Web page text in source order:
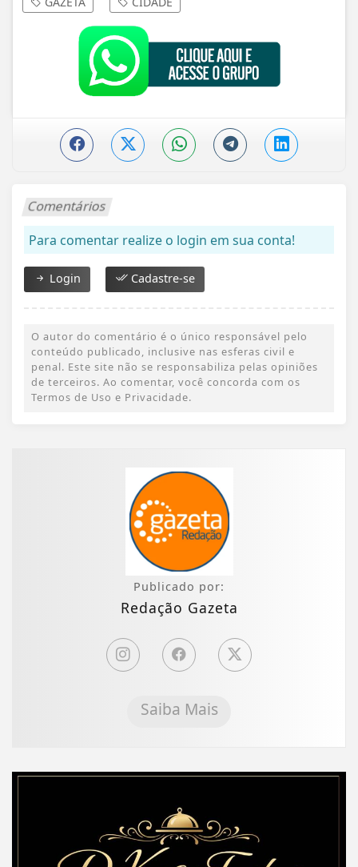
Comentários
Para comentar realize o login em sua conta!
Login Cadastre-se
O autor do comentário é o único responsável pelo
conteúdo publicado, inclusive nas esferas civil e
penal. Este site não se responsabiliza pelas opiniões
de terceiros. Ao comentar, você concorda com os
Termos de Uso e Privacidade.
Publicado por:
Redação Gazeta
Saiba Mais